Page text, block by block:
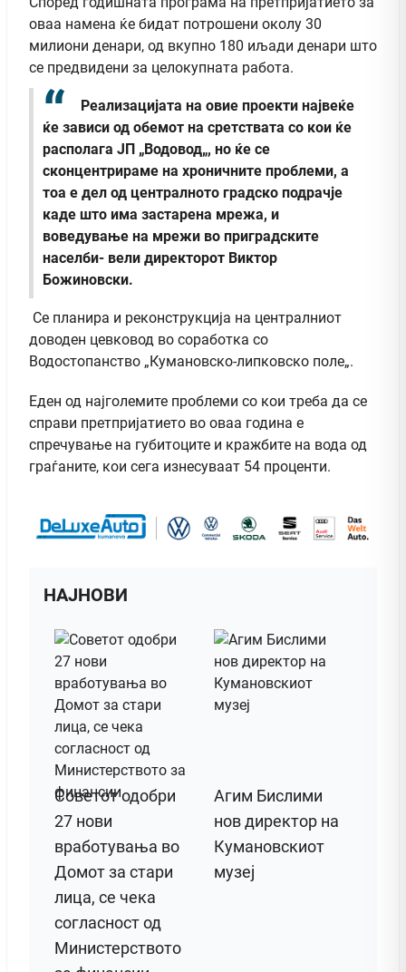
оваа намена ќе бидат потрошени околу 30
милиони денари, од вкупно 180 иљади денари што
се предвидени за целокупната работа.
Реализацијата на овие проекти највеќе
ќе зависи од обемот на сретствата со кои ќе
располага ЈП „Водовод„, но ќе се
сконцентрираме на хроничните проблеми, а
тоа е дел од централното градско подрачје
каде што има застарена мрежа, и
воведување на мрежи во приградските
населби- вели директорот Виктор
Божиновски.
Се планира и реконструкција на централниот
доводен цевковод во соработка со
Водостопанство „Кумановско-липковско поле„.
Еден од најголемите проблеми со кои треба да се
справи претпријатието во оваа година е
спречување на губитоците и кражбите на вода од
граѓаните, кои сега изнесуваат 54 проценти.
НАЈНОВИ
Советот одобри
27 нови
вработувања во
Домот за стари
лица, се чека
согласност од
Министерството
Агим Бислими
нов директор на
Кумановскиот
музеј